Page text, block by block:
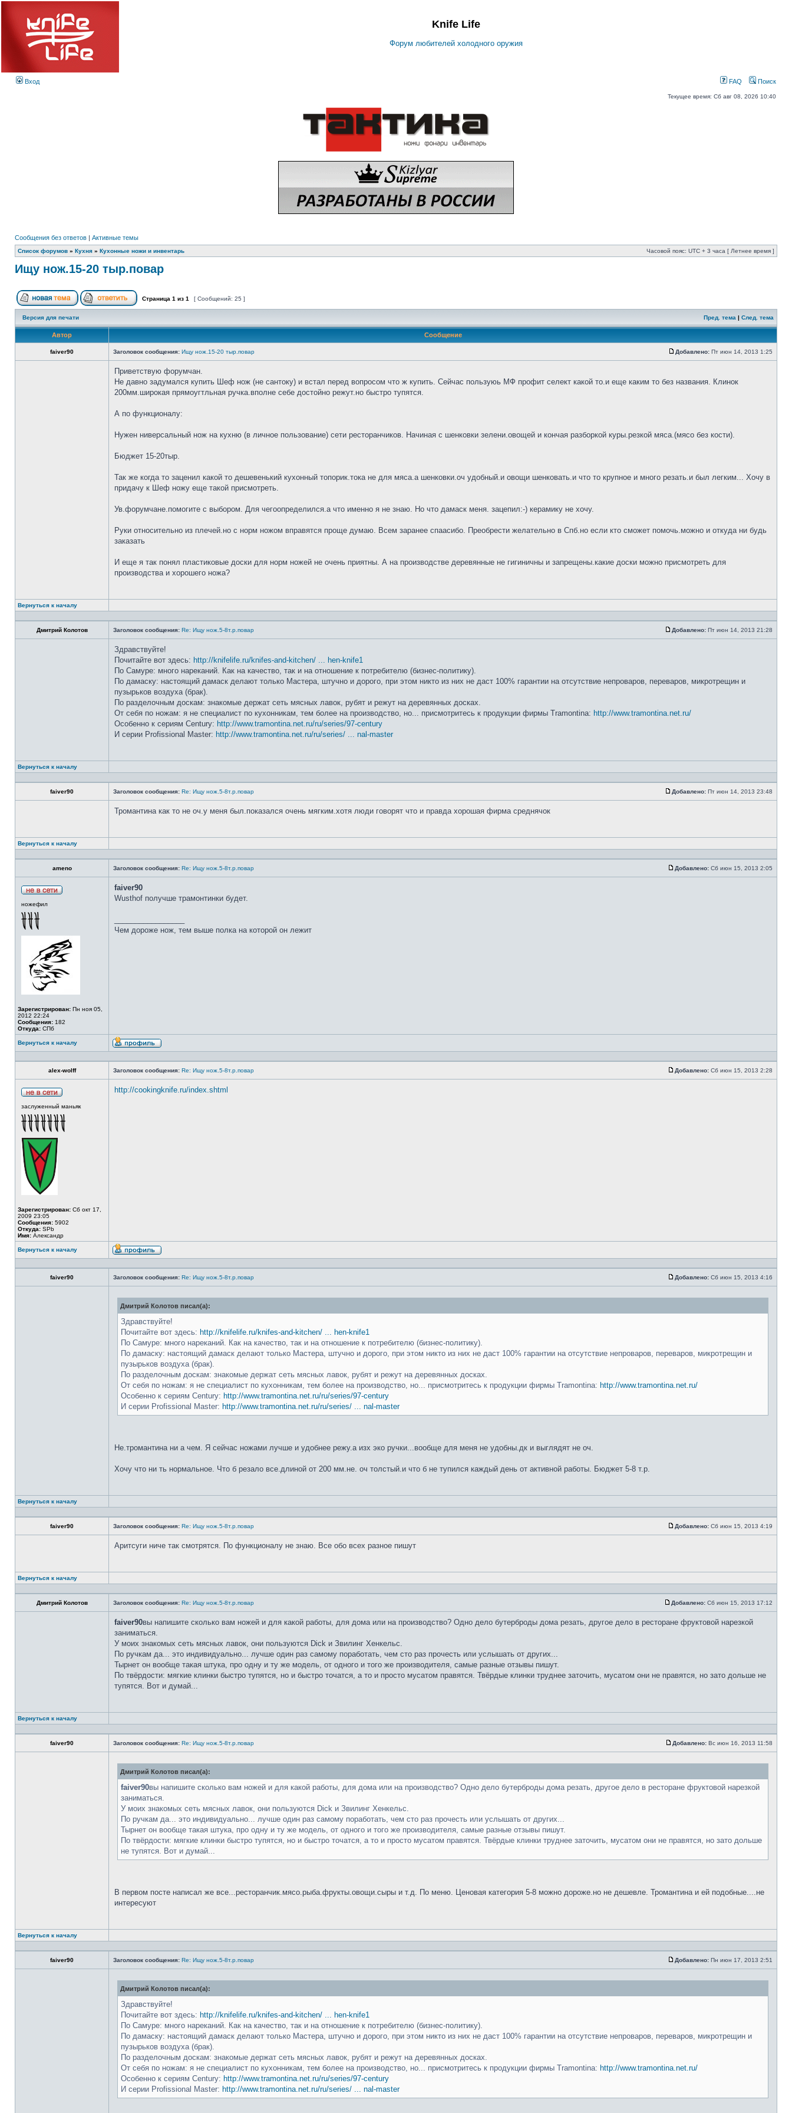
Knife Life
Форум любителей холодного оружия
Вход FAQ Поиск
Текущее время: Сб авг 08, 2026 10:40
Сообщения без ответов | Активные темы
Список форумов » Кухня » Кухонные ножи и инвентарь Часовой пояс: UTC + 3 часа [ Летнее время ]
Ищу нож.15-20 тыр.повар
Страница 1 из 1 [ Сообщений: 25 ]
Версия для печати Пред. тема | След. тема
Автор Сообщение
faiver90 Заголовок сообщения: Ищу нож.15-20 тыр.повар Добавлено: Пт июн 14, 2013 1:25
Приветствую форумчан.
Не давно задумался купить Шеф нож (не сантоку) и встал перед вопросом что ж купить. Сейчас пользуюь МФ профит селект какой то.и еще каким то без названия. Клинок
200мм.широкая прямоугтльная ручка.вполне себе достойно режут.но быстро тупятся.
А по функционалу:
Нужен ниверсальный нож на кухню (в личное пользование) сети ресторанчиков. Начиная с шенковки зелени.овощей и кончая разборкой куры.резкой мяса.(мясо без кости).
Бюджет 15-20тыр.
Так же когда то заценил какой то дешевенький кухонный топорик.тока не для мяса.а шенковки.оч удобный.и овощи шенковать.и что то крупное и много резать.и был легким... Хочу в
придачу к Шеф ножу еще такой присмотреть.
Ув.форумчане.помогите с выбором. Для чегоопределился.а что именно я не знаю. Но что дамаск меня. зацепил:-) керамику не хочу.
Руки относительно из плечей.но с норм ножом вправятся проще думаю. Всем заранее спаасибо. Преобрести желательно в Спб.но если кто сможет помочь.можно и откуда ни будь
заказать
И еще я так понял пластиковые доски для норм ножей не очень приятны. А на производстве деревянные не гигиничны и запрещены.какие доски можно присмотреть для
производства и хорошего ножа?
Вернуться к началу
Дмитрий Колотов Заголовок сообщения: Re: Ищу нож.5-8т.р.повар Добавлено: Пт июн 14, 2013 21:28
Здравствуйте!
Почитайте вот здесь: http://knifelife.ru/knifes-and-kitchen/ ... hen-knife1
По Самуре: много нареканий. Как на качество, так и на отношение к потребителю (бизнес-политику).
По дамаску: настоящий дамаск делают только Мастера, штучно и дорого, при этом никто из них не даст 100% гарантии на отсутствие непроваров, переваров, микротрещин и
пузырьков воздуха (брак).
По разделочным доскам: знакомые держат сеть мясных лавок, рубят и режут на деревянных досках.
От себя по ножам: я не специалист по кухонникам, тем более на производство, но... присмотритесь к продукции фирмы Tramontina: http://www.tramontina.net.ru/
Особенно к сериям Century: http://www.tramontina.net.ru/ru/series/97-century
И серии Profissional Master: http://www.tramontina.net.ru/ru/series/ ... nal-master
Вернуться к началу
faiver90 Заголовок сообщения: Re: Ищу нож.5-8т.р.повар Добавлено: Пт июн 14, 2013 23:48
Тромантина как то не оч.у меня был.показался очень мягким.хотя люди говорят что и правда хорошая фирма среднячок
Вернуться к началу
ameno Заголовок сообщения: Re: Ищу нож.5-8т.р.повар Добавлено: Сб июн 15, 2013 2:05
ножефил
Зарегистрирован: Пн ноя 05,
2012 22:24
Сообщения: 182
Откуда: СПб
faiver90
Wusthof получше трамонтинки будет.
Чем дороже нож, тем выше полка на которой он лежит
Вернуться к началу
alex-wolff Заголовок сообщения: Re: Ищу нож.5-8т.р.повар Добавлено: Сб июн 15, 2013 2:28
заслуженный маньяк
Зарегистрирован: Сб окт 17,
2009 23:05
Сообщения: 5902
Откуда: SPb
Имя: Александр
http://cookingknife.ru/index.shtml
Вернуться к началу
faiver90 Заголовок сообщения: Re: Ищу нож.5-8т.р.повар Добавлено: Сб июн 15, 2013 4:16
Дмитрий Колотов писал(а):
Здравствуйте!
Почитайте вот здесь: http://knifelife.ru/knifes-and-kitchen/ ... hen-knife1
По Самуре: много нареканий. Как на качество, так и на отношение к потребителю (бизнес-политику).
По дамаску: настоящий дамаск делают только Мастера, штучно и дорого, при этом никто из них не даст 100% гарантии на отсутствие непроваров, переваров, микротрещин и
пузырьков воздуха (брак).
По разделочным доскам: знакомые держат сеть мясных лавок, рубят и режут на деревянных досках.
От себя по ножам: я не специалист по кухонникам, тем более на производство, но... присмотритесь к продукции фирмы Tramontina: http://www.tramontina.net.ru/
Особенно к сериям Century: http://www.tramontina.net.ru/ru/series/97-century
И серии Profissional Master: http://www.tramontina.net.ru/ru/series/ ... nal-master
Не.тромантина ни а чем. Я сейчас ножами лучше и удобнее режу.а изх эко ручки...вообще для меня не удобны.дк и выглядят не оч.
Хочу что ни ть нормальное. Что б резало все.длиной от 200 мм.не. оч толстый.и что б не тупился каждый день от активной работы. Бюджет 5-8 т.р.
Вернуться к началу
faiver90 Заголовок сообщения: Re: Ищу нож.5-8т.р.повар Добавлено: Сб июн 15, 2013 4:19
Аритсуги ниче так смотрятся. По функционалу не знаю. Все обо всех разное пишут
Вернуться к началу
Дмитрий Колотов Заголовок сообщения: Re: Ищу нож.5-8т.р.повар Добавлено: Сб июн 15, 2013 17:12
faiver90вы напишите сколько вам ножей и для какой работы, для дома или на производство? Одно дело бутерброды дома резать, другое дело в ресторане фруктовой нарезкой
заниматься.
У моих знакомых сеть мясных лавок, они пользуются Dick и Звилинг Хенкельс.
По ручкам да... это индивидуально... лучше один раз самому поработать, чем сто раз прочесть или услышать от других...
Тырнет он вообще такая штука, про одну и ту же модель, от одного и того же производителя, самые разные отзывы пишут.
По твёрдости: мягкие клинки быстро тупятся, но и быстро точатся, а то и просто мусатом правятся. Твёрдые клинки труднее заточить, мусатом они не правятся, но зато дольше не
тупятся. Вот и думай...
Вернуться к началу
faiver90 Заголовок сообщения: Re: Ищу нож.5-8т.р.повар Добавлено: Вс июн 16, 2013 11:58
Дмитрий Колотов писал(а):
faiver90вы напишите сколько вам ножей и для какой работы, для дома или на производство? Одно дело бутерброды дома резать, другое дело в ресторане фруктовой нарезкой
заниматься.
У моих знакомых сеть мясных лавок, они пользуются Dick и Звилинг Хенкельс.
По ручкам да... это индивидуально... лучше один раз самому поработать, чем сто раз прочесть или услышать от других...
Тырнет он вообще такая штука, про одну и ту же модель, от одного и того же производителя, самые разные отзывы пишут.
По твёрдости: мягкие клинки быстро тупятся, но и быстро точатся, а то и просто мусатом правятся. Твёрдые клинки труднее заточить, мусатом они не правятся, но зато дольше
не тупятся. Вот и думай...
В первом посте написал же все...ресторанчик.мясо.рыба.фрукты.овощи.сыры и т.д. По меню. Ценовая категория 5-8 можно дороже.но не дешевле. Тромантина и ей подобные....не
интересуют
Вернуться к началу
faiver90 Заголовок сообщения: Re: Ищу нож.5-8т.р.повар Добавлено: Пн июн 17, 2013 2:51
Дмитрий Колотов писал(а):
Здравствуйте!
Почитайте вот здесь: http://knifelife.ru/knifes-and-kitchen/ ... hen-knife1
По Самуре: много нареканий. Как на качество, так и на отношение к потребителю (бизнес-политику).
По дамаску: настоящий дамаск делают только Мастера, штучно и дорого, при этом никто из них не даст 100% гарантии на отсутствие непроваров, переваров, микротрещин и
пузырьков воздуха (брак).
По разделочным доскам: знакомые держат сеть мясных лавок, рубят и режут на деревянных досках.
От себя по ножам: я не специалист по кухонникам, тем более на производство, но... присмотритесь к продукции фирмы Tramontina: http://www.tramontina.net.ru/
Особенно к сериям Century: http://www.tramontina.net.ru/ru/series/97-century
И серии Profissional Master: http://www.tramontina.net.ru/ru/series/ ... nal-master